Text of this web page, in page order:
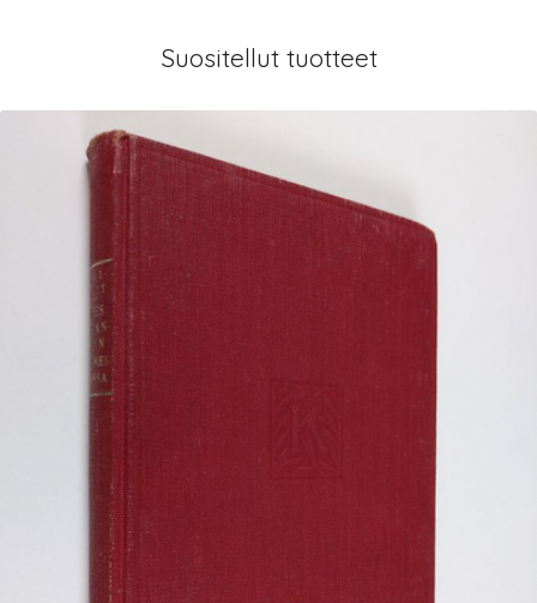
Suositellut tuotteet